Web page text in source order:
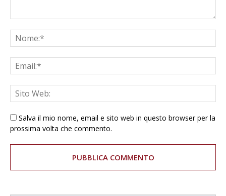
Salva il mio nome, email e sito web in questo browser per la
prossima volta che commento.